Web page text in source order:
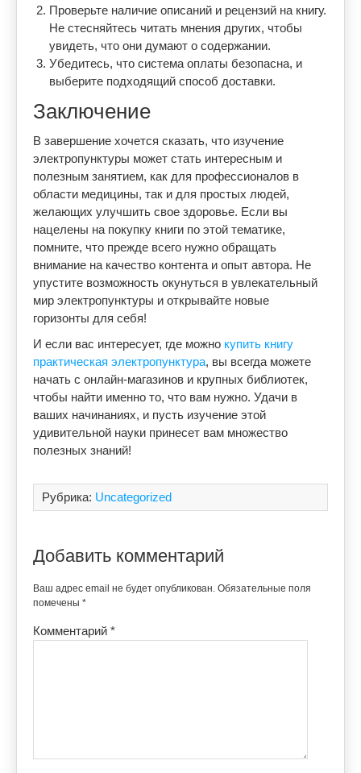
Проверьте наличие описаний и рецензий на книгу.
Не стесняйтесь читать мнения других, чтобы
увидеть, что они думают о содержании.
Убедитесь, что система оплаты безопасна, и
выберите подходящий способ доставки.
Заключение
В завершение хочется сказать, что изучение
электропунктуры может стать интересным и
полезным занятием, как для профессионалов в
области медицины, так и для простых людей,
желающих улучшить свое здоровье. Если вы
нацелены на покупку книги по этой тематике,
помните, что прежде всего нужно обращать
внимание на качество контента и опыт автора. Не
упустите возможность окунуться в увлекательный
мир электропунктуры и открывайте новые
горизонты для себя!
И если вас интересует, где можно купить книгу
практическая электропунктура, вы всегда можете
начать с онлайн-магазинов и крупных библиотек,
чтобы найти именно то, что вам нужно. Удачи в
ваших начинаниях, и пусть изучение этой
удивительной науки принесет вам множество
полезных знаний!
Рубрика: Uncategorized
Добавить комментарий
Ваш адрес email не будет опубликован. Обязательные поля
помечены *
Комментарий *